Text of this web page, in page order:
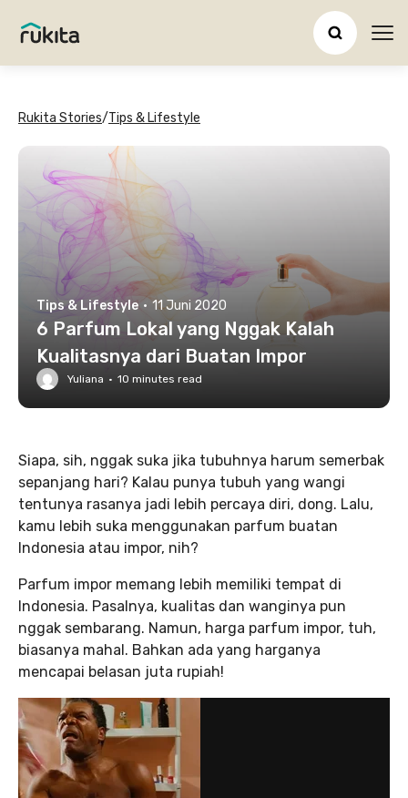
Rukita Stories/Tips & Lifestyle
Tips & Lifestyle · 11 Juni 2020
6 Parfum Lokal yang Nggak Kalah
Kualitasnya dari Buatan Impor
Yuliana · 10 minutes read
Siapa, sih, nggak suka jika tubuhnya harum semerbak
sepanjang hari? Kalau punya tubuh yang wangi
tentunya rasanya jadi lebih percaya diri, dong. Lalu,
kamu lebih suka menggunakan parfum buatan
Indonesia atau impor, nih?
Parfum impor memang lebih memiliki tempat di
Indonesia. Pasalnya, kualitas dan wanginya pun
nggak sembarang. Namun, harga parfum impor, tuh,
biasanya mahal. Bahkan ada yang harganya
mencapai belasan juta rupiah!